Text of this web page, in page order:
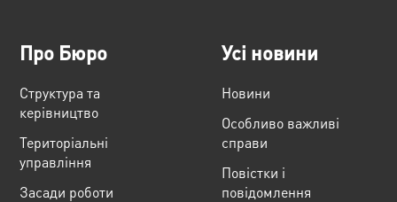
Про Бюро
Структура та
керівництво
Територіальні
управління
Засади роботи
Усі новини
Новини
Особливо важливі
справи
Повістки і
повідомлення